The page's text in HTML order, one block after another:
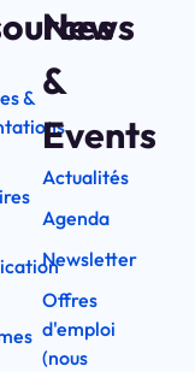
&
News
&
Events
Actualités
Agenda
Newsletter
Offres
d'emploi
(nous